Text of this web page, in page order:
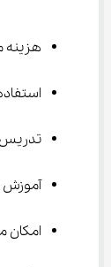
هزینه
امکان